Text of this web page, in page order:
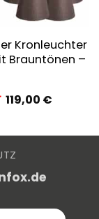
Kronleuchter
Brauntönen –
Ursprünglicher
Preis
255,00 €
119,00 €
119,00 €.